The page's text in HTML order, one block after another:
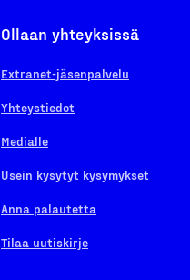
Ollaan yhteyksissä
Extranet-jäsenpalvelu
Yhteystiedot
Medialle
Usein kysytyt kysymykset
Anna palautetta
Tilaa uutiskirje